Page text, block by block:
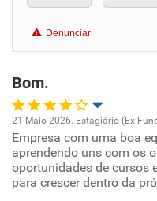
Recomenda a
Denunciar
Bom.
Oportunidade de
Ambiente de trabalho
21 Maio 2026. Estagiário (Ex-
Empresa com uma boa
aprendendo uns com os
oportunidades de cursos
para crescer dentro da